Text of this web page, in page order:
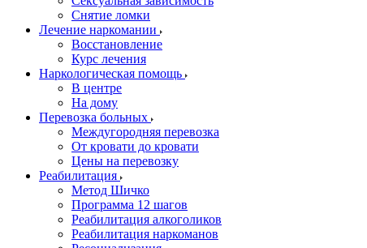
Снятие ломки
Лечение наркомании
Восстановление
Курс лечения
Наркологическая помощь
В центре
На дому
Перевозка больных
Междугородняя перевозка
От кровати до кровати
Цены на перевозку
Реабилитация
Метод Шичко
Программа 12 шагов
Реабилитация алкоголиков
Реабилитация наркоманов